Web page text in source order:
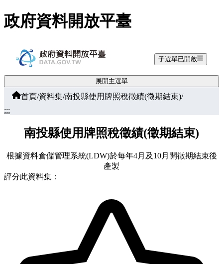
跳至主要內容
政府資料開放平臺
子選單已開啟
展開主選單
首頁/資料集/南投縣使用牌照稅徵績(徵期結束)/
:::
南投縣使用牌照稅徵績(徵期結束)
根據資料倉儲管理系統(LDW)於每年4月及10月開徵期結束後
產製
評分此資料集：